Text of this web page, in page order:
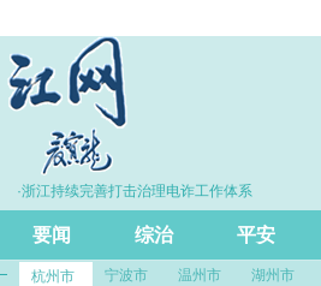
·浙江持续完善打击治理电诈工作体系
要闻 综治 平安
杭州市 宁波市 温州市 湖州市